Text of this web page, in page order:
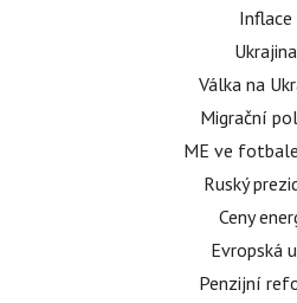
Inflace
Ukrajina
Válka na
Migrační
ME ve
Ruský
Ceny
Evropská
Penzijní